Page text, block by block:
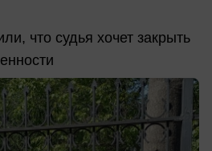
что судья хочет закрыть